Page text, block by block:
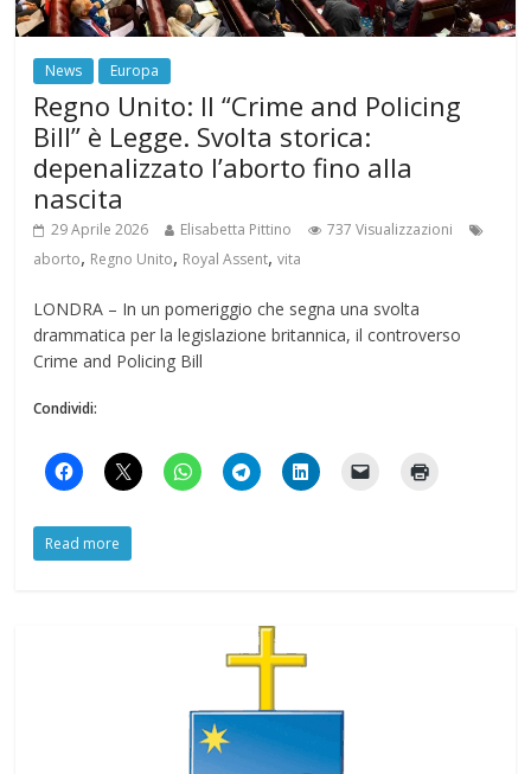
News Europa
Regno Unito: Il “Crime and Policing
Bill” è Legge. Svolta storica:
depenalizzato l’aborto fino alla
nascita
29 Aprile 2026 Elisabetta Pittino
737 Visualizzazioni
aborto, Regno Unito, Royal Assent,vita
LONDRA – In un pomeriggio che segna una svolta
drammatica per la legislazione britannica, il controverso
Crime and Policing Bill
Condividi:
Read more